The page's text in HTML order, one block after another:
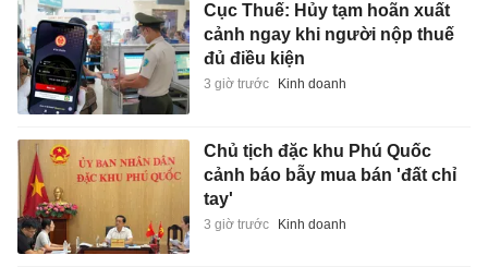
Cục Thuế: Hủy tạm hoãn xuất
cảnh ngay khi người nộp thuế
đủ điều kiện
3 giờ trước Kinh doanh
Chủ tịch đặc khu Phú Quốc
cảnh báo bẫy mua bán 'đất chỉ
tay'
3 giờ trước Kinh doanh